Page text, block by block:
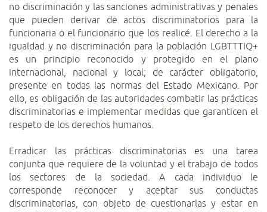
no discriminación y las sanciones administrativas y penales
que pueden derivar de actos discriminatorios para la
funcionaria o el funcionario que los realicé. El derecho a la
igualdad y no discriminación para la población LGBTTTIQ+
es un principio reconocido y protegido en el plano
internacional, nacional y local; de carácter obligatorio,
presente en todas las normas del Estado Mexicano. Por
ello, es obligación de las autoridades combatir las prácticas
discriminatorias e implementar medidas que garanticen el
respeto de los derechos humanos.
Erradicar las prácticas discriminatorias es una tarea
conjunta que requiere de la voluntad y el trabajo de todos
los sectores de la sociedad. A cada individuo le
corresponde reconocer y aceptar sus conductas
discriminatorias, con objeto de cuestionarlas y estar en